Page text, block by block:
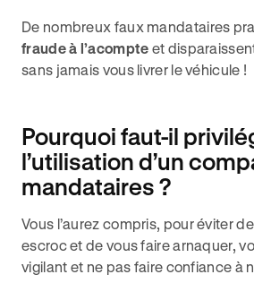
De nombreux faux mandataires
fraude à l’acompte et
sans jamais vous livrer le véhicule !
Pourquoi faut-il
l’utilisation d’un
mandataires ?
Vous l’aurez compris, pour éviter
escroc et de vous faire arnaquer,
vigilant et ne pas faire confiance à